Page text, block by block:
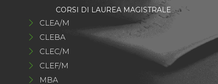
CORSI DI LAUREA MAGISTRALE
CLEA/M
CLEBA
CLEC/M
CLEF/M
MBA